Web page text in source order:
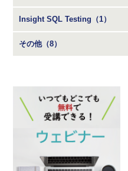
Insight SQL Testing（1）
その他（8）